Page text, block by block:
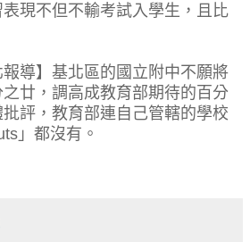
現不但不輸考試入學生，且比
報導】基北區的國立附中不願將
廿，調高成教育部期待的百分
評，教育部連自己管轄的學校
」都沒有。